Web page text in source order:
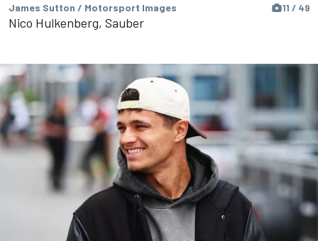
James Sutton / Motorsport Images 11 / 49
Nico Hulkenberg, Sauber